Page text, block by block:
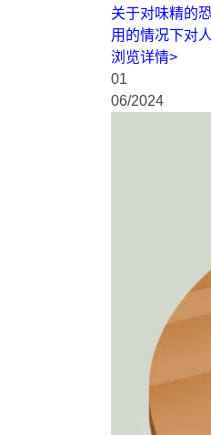
关于对味精的
用的情况下对
浏览详情>
01
06/2024